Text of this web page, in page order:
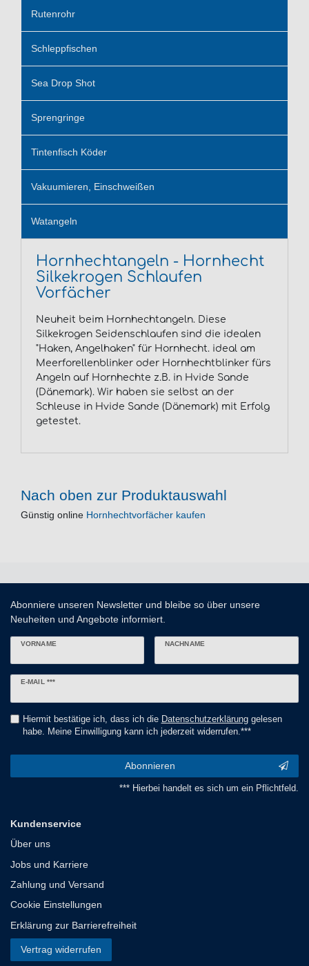
Rutenrohr
Schleppfischen
Sea Drop Shot
Sprengringe
Tintenfisch Köder
Vakuumieren, Einschweißen
Watangeln
Hornhechtangeln - Hornhecht
Silkekrogen Schlaufen
Vorfächer
Neuheit beim Hornhechtangeln. Diese
Silkekrogen Seidenschlaufen sind die idealen
"Haken, Angelhaken" für Hornhecht. ideal am
Meerforellenblinker oder Hornhechtblinker fürs
Angeln auf Hornhechte z.B. in Hvide Sande
(Dänemark). Wir haben sie selbst an der
Schleuse in Hvide Sande (Dänemark) mit Erfolg
getestet.
Nach oben zur Produktauswahl
Günstig online Hornhechtvorfächer kaufen
Abonniere unseren Newsletter und bleibe so über unsere
Neuheiten und Angebote informiert.
VORNAME NACHNAME
E-MAIL ***
Newsletter
Hiermit bestätige ich, dass ich die Daten­schutz­erklärunggelesen
habe. Meine Einwilligung kann ich jederzeit widerrufen.***
Abonnieren
*** Hierbei handelt es sich um ein Pflichtfeld.
Kundenservice
Über uns
Jobs und Karriere
Zahlung und Versand
Cookie Einstellungen
Erklärung zur Barrierefreiheit
Vertrag widerrufen